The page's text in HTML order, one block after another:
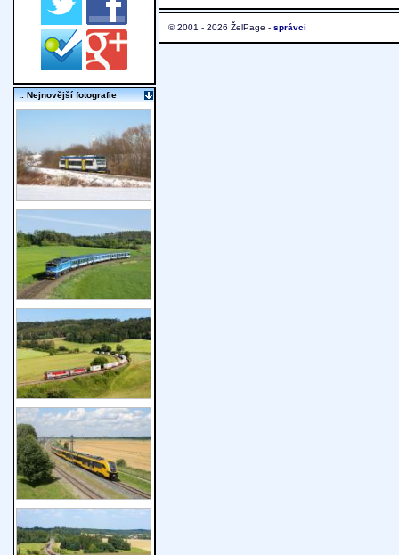
© 2001 - 2026 ŽelPage - správci
:. Nejnovější fotografie